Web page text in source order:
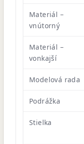
Materiál –
vnútorný
Materiál –
vonkajší
Modelová rada
Podrážka
Stielka